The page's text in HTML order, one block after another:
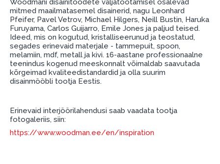
Woodmani disainitoodete väljatöötamisel osalevad
mitmed maailmatasemel disainerid, nagu Leonhard
Pfeifer, Pavel Vetrov, Michael Hilgers, Neill Bustin, Haruka
Furuyama, Carlos Guijarro, Emile Jones ja paljud teised.
Ideed, mis on kogutud, kristalliseerunud ja teostatud,
segades erinevaid materjale - tammepuit, spoon,
melamiin, mdf, metall ja kivi. 16-aastane professionaalne
teenindus kogenud meeskonnalt võimaldab saavutada
kõrgeimad kvaliteedistandardid ja olla suurim
disainmööbli tootja Eestis.
Erinevaid interjöörilahendusi saab vaadata tootja
fotogaleriis, siin:
https://www.woodman.ee/en/inspiration